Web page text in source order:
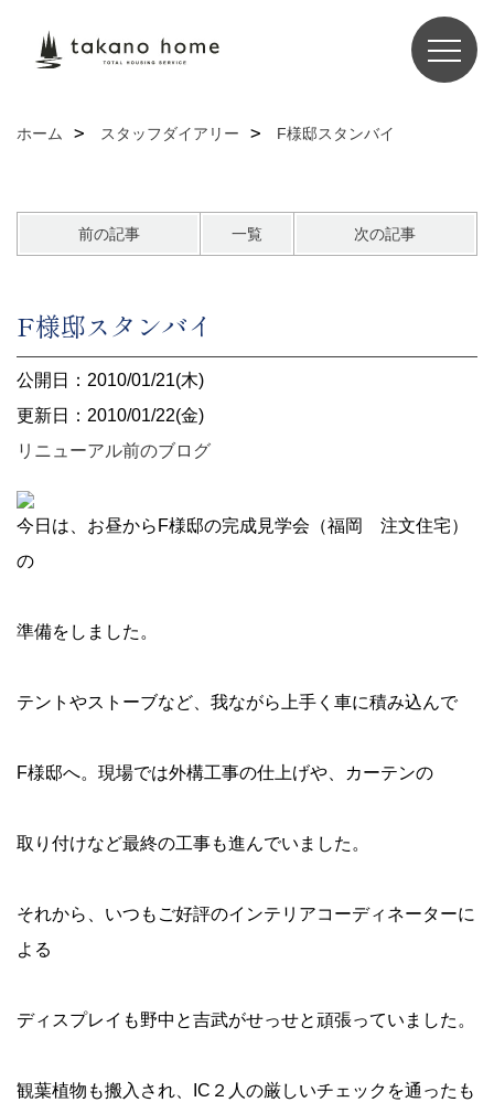
ホーム スタッフダイアリー F様邸スタンバイ
前の記事 一覧 次の記事
F様邸スタンバイ
公開日：2010/01/21(木)
更新日：2010/01/22(金)
リニューアル前のブログ
今日は、お昼からF様邸の完成見学会（福岡 注文住宅）
の
準備をしました。
テントやストーブなど、我ながら上手く車に積み込んで
F様邸へ。現場では外構工事の仕上げや、カーテンの
取り付けなど最終の工事も進んでいました。
それから、いつもご好評のインテリアコーディネーターに
よる
ディスプレイも野中と吉武がせっせと頑張っていました。
観葉植物も搬入され、IC２人の厳しいチェックを通ったも